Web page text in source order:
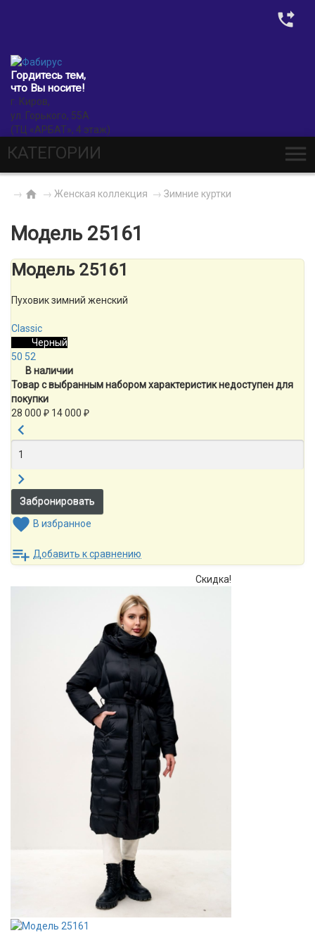
Гордитесь тем,
что Вы носите!
г. Киров,
ул. Горького, 55А
(ТЦ «АРБАТ», 4 этаж)
КАТЕГОРИИ
→ → Женская коллекция → Зимние куртки
Модель 25161
Модель 25161
Пуховик зимний женский
Classic
Черный
50 52
В наличии
Товар с выбранным набором характеристик недоступен для
покупки
28 000 ₽ 14 000 ₽
В избранное
Добавить к сравнению
Скидка!